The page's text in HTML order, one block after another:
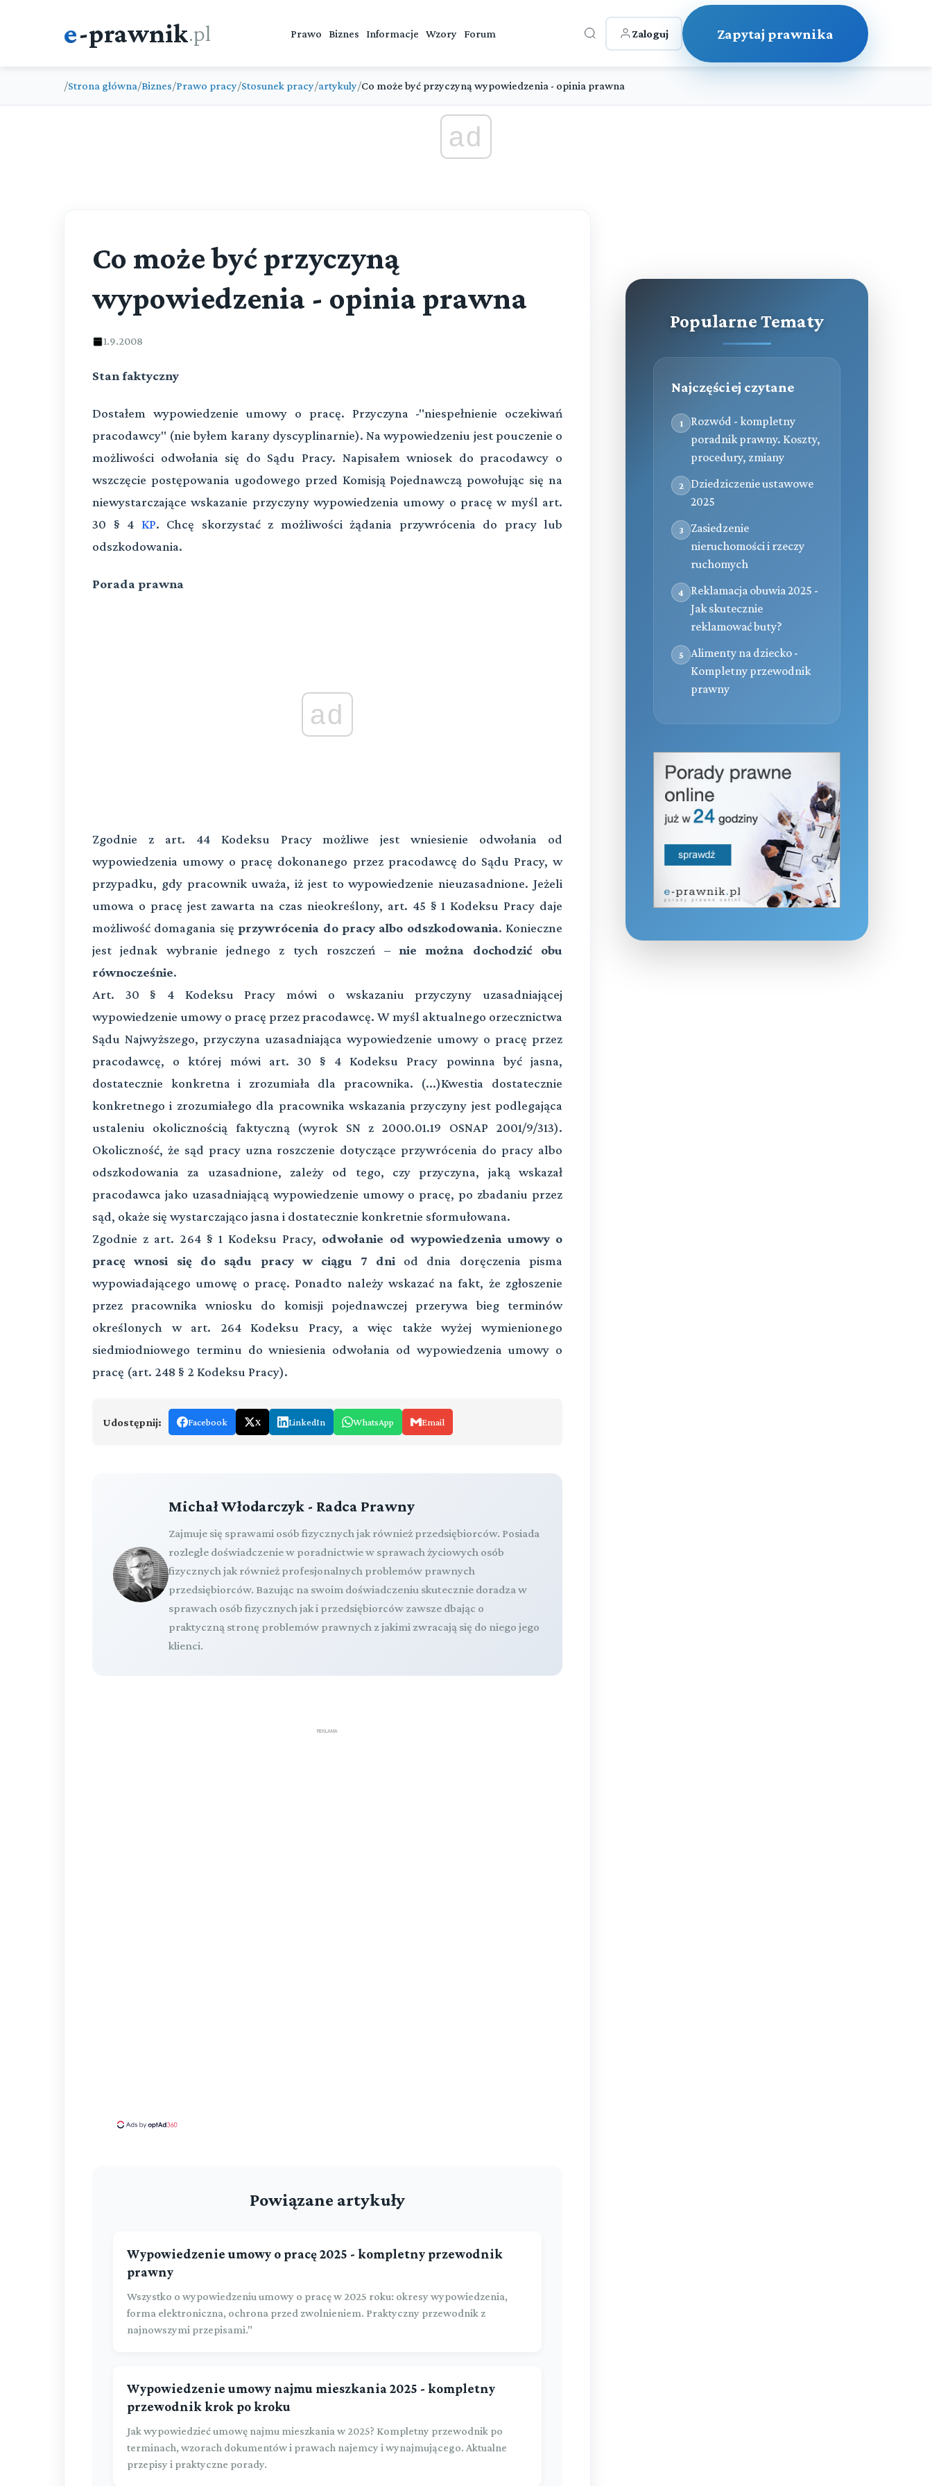
e-prawnik.pl Prawo Biznes Informacje Wzory Forum Zaloguj Zapytaj prawnika
/Strona główna/Biznes/Prawo pracy/Stosunek pracy/artykuly/Co może być przyczyną wypowiedzenia - opinia prawna
ad
Co może być przyczyną
wypowiedzenia - opinia prawna
1.9.2008
Stan faktyczny
Dostałem wypowiedzenie umowy o pracę. Przyczyna -"niespełnienie oczekiwań
pracodawcy" (nie byłem karany dyscyplinarnie). Na wypowiedzeniu jest pouczenie o
możliwości odwołania się do Sądu Pracy. Napisałem wniosek do pracodawcy o
wszczęcie postępowania ugodowego przed Komisją Pojednawczą powołując się na
niewystarczające wskazanie przyczyny wypowiedzenia umowy o pracę w myśl art.
30 § 4 KP. Chcę skorzystać z możliwości żądania przywrócenia do pracy lub
odszkodowania.
Porada prawna
ad
Zgodnie z art. 44 Kodeksu Pracy możliwe jest wniesienie odwołania od
wypowiedzenia umowy o pracę dokonanego przez pracodawcę do Sądu Pracy, w
przypadku, gdy pracownik uważa, iż jest to wypowiedzenie nieuzasadnione. Jeżeli
umowa o pracę jest zawarta na czas nieokreślony, art. 45 § 1 Kodeksu Pracy daje
możliwość domagania sięprzywrócenia do pracy albo odszkodowania. Konieczne
jest jednak wybranie jednego z tych roszczeń – nie można dochodzić obu
równocześnie.
Art. 30 § 4 Kodeksu Pracy mówi o wskazaniu przyczyny uzasadniającej
wypowiedzenie umowy o pracę przez pracodawcę. W myśl aktualnego orzecznictwa
Sądu Najwyższego, przyczyna uzasadniająca wypowiedzenie umowy o pracę przez
pracodawcę, o której mówi art. 30 § 4 Kodeksu Pracy powinna być jasna,
dostatecznie konkretna i zrozumiała dla pracownika. (...)Kwestia dostatecznie
konkretnego i zrozumiałego dla pracownika wskazania przyczyny jest podlegająca
ustaleniu okolicznością faktyczną (wyrok SN z 2000.01.19 OSNAP 2001/9/313).
Okoliczność, że sąd pracy uzna roszczenie dotyczące przywrócenia do pracy albo
odszkodowania za uzasadnione, zależy od tego, czy przyczyna, jaką wskazał
pracodawca jako uzasadniającą wypowiedzenie umowy o pracę, po zbadaniu przez
sąd, okaże się wystarczająco jasna i dostatecznie konkretnie sformułowana.
Zgodnie z art. 264 § 1 Kodeksu Pracy, odwołanie od wypowiedzenia umowy o
pracę wnosi się do sądu pracy w ciągu 7 dni od dnia doręczenia pisma
wypowiadającego umowę o pracę. Ponadto należy wskazać na fakt, że zgłoszenie
przez pracownika wniosku do komisji pojednawczej przerywa bieg terminów
określonych w art. 264 Kodeksu Pracy, a więc także wyżej wymienionego
siedmiodniowego terminu do wniesienia odwołania od wypowiedzenia umowy o
pracę (art. 248 § 2 Kodeksu Pracy).
Udostępnij: Facebook X LinkedIn WhatsApp Email
Michał Włodarczyk - Radca Prawny
Zajmuje się sprawami osób fizycznych jak również przedsiębiorców. Posiada
rozległe doświadczenie w poradnictwie w sprawach życiowych osób
fizycznych jak również profesjonalnych problemów prawnych
przedsiębiorców. Bazując na swoim doświadczeniu skutecznie doradza w
sprawach osób fizycznych jak i przedsiębiorców zawsze dbając o
praktyczną stronę problemów prawnych z jakimi zwracają się do niego jego
klienci.
REKLAMA
Powiązane artykuły
Wypowiedzenie umowy o pracę 2025 - kompletny przewodnik
prawny
Wszystko o wypowiedzeniu umowy o pracę w 2025 roku: okresy wypowiedzenia,
forma elektroniczna, ochrona przed zwolnieniem. Praktyczny przewodnik z
najnowszymi przepisami."
Wypowiedzenie umowy najmu mieszkania 2025 - kompletny
przewodnik krok po kroku
Jak wypowiedzieć umowę najmu mieszkania w 2025? Kompletny przewodnik po
terminach, wzorach dokumentów i prawach najemcy i wynajmującego. Aktualne
przepisy i praktyczne porady.
Popularne Tematy
Najczęściej czytane
1
Rozwód - kompletny
poradnik prawny. Koszty,
procedury, zmiany
2
Dziedziczenie ustawowe
2025
3
Zasiedzenie
nieruchomości i rzeczy
ruchomych
4
Reklamacja obuwia 2025 -
Jak skutecznie
reklamować buty?
5
Alimenty na dziecko -
Kompletny przewodnik
prawny